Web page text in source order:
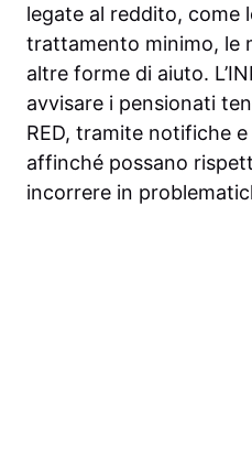
legate al reddito, come
trattamento minimo, le
altre forme di aiuto.
avvisare i pensionati
RED, tramite notifiche
affinché possano
incorrere in